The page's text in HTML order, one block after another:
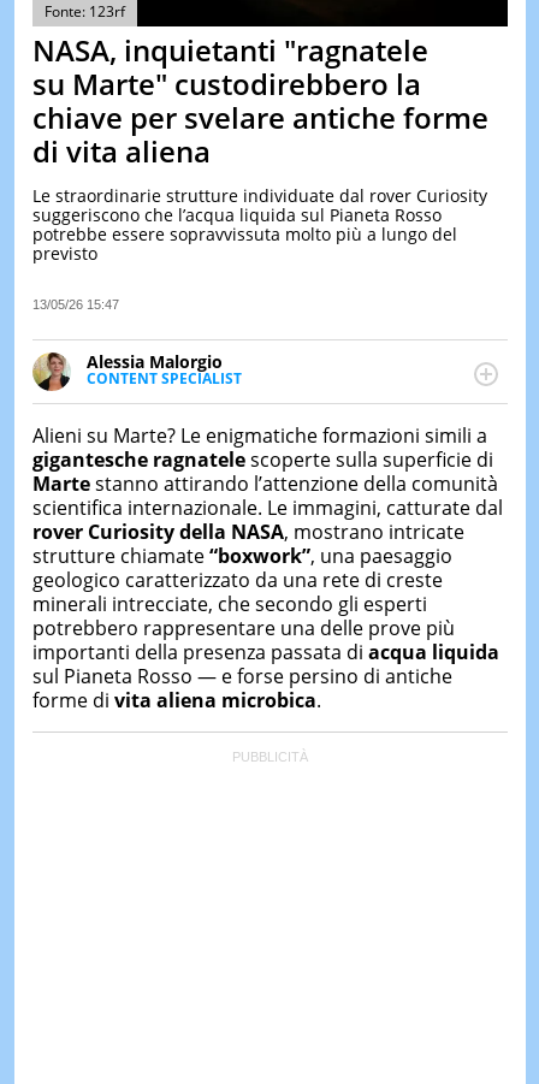
TEST
DI
OGGI
Fonte: 123rf
NASA, inquietanti "ragnatele
su Marte" custodirebbero la
chiave per svelare antiche forme
di vita aliena
Le straordinarie strutture individuate dal rover Curiosity
suggeriscono che l’acqua liquida sul Pianeta Rosso
potrebbe essere sopravvissuta molto più a lungo del
previsto
13/05/26 15:47
Alessia Malorgio
CONTENT SPECIALIST
Ha conseguito un Master in Marketing Management
occupa della creazione di contenuti in ottica SEO e
dello sviluppo di strategie marketing attraverso
canali digitali.
Alieni su Marte? Le enigmatiche formazioni simili a
gigantesche ragnatelescoperte sulla superficie di
Martestanno attirando l’attenzione della comunità
scientifica internazionale. Le immagini, catturate dal
rover Curiosity della NASA, mostrano intricate
strutture chiamate“boxwork”, una paesaggio
geologico caratterizzato da una rete di creste
minerali intrecciate, che secondo gli esperti
potrebbero rappresentare una delle prove più
importanti della presenza passata di acqua liquida
sul Pianeta Rosso — e forse persino di antiche
forme di vita aliena microbica.